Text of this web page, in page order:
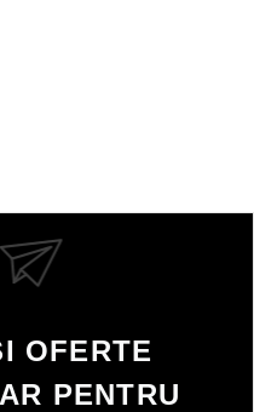
OFERTE
PENTRU